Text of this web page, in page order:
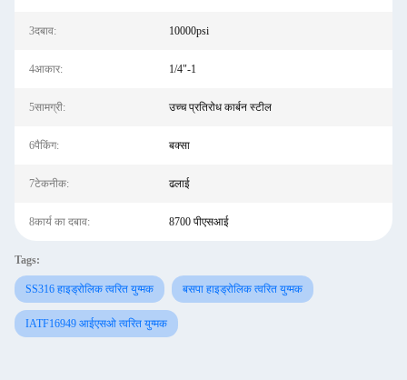
3दबाव: 10000psi
4आकार: 1/4"-1
5सामग्री: उच्च प्रतिरोध कार्बन स्टील
6पैकिंग: बक्सा
7टेकनीक: ढलाई
8कार्य का दबाव: 8700 पीएसआई
Tags:
SS316 हाइड्रोलिक त्वरित युग्मक बसपा हाइड्रोलिक त्वरित युग्मक
IATF16949 आईएसओ त्वरित युग्मक